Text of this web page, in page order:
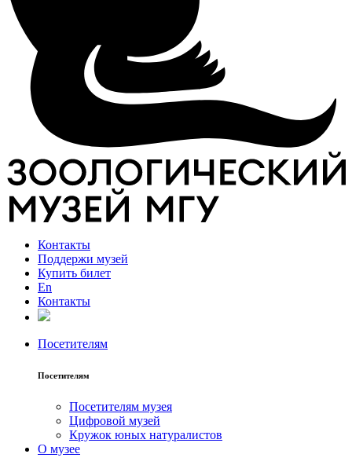
Контакты
Поддержи музей
Купить билет
En
Контакты
Посетителям
Посетителям
Посетителям музея
Цифровой музей
Кружок юных натуралистов
О музее